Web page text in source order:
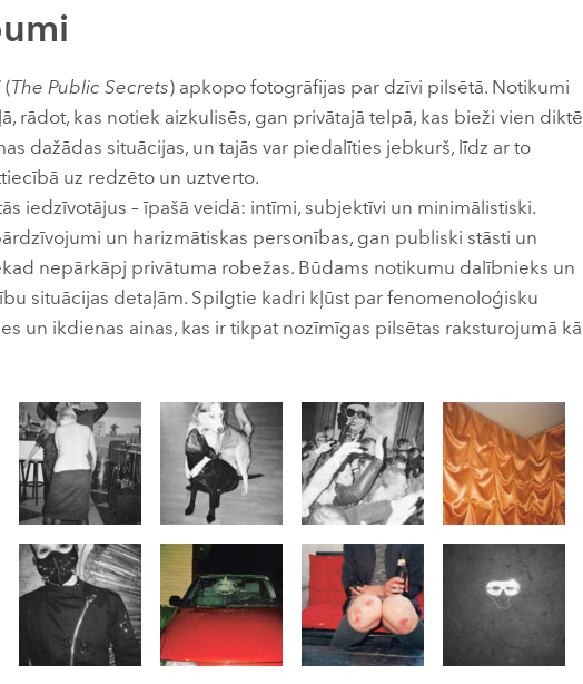
(The Public Secrets) apkopo fotogrāfijas par dzīvi pilsētā. Notikumi
rādot, kas notiek aizkulisēs, gan privātajā telpā, kas bieži vien diktē
dažādas situācijas, un tajās var piedalīties jebkurš, līdz ar to
uz redzēto un uztverto.
iedzīvotājus – īpašā veidā: intīmi, subjektīvi un minimālistiski.
un harizmātiskas personības, gan publiski stāsti un
nepārkāpj privātuma robežas. Būdams notikumu dalībnieks un
situācijas detaļām. Spilgtie kadri kļūst par fenomenoloģisku
un ikdienas ainas, kas ir tikpat nozīmīgas pilsētas raksturojumā kā